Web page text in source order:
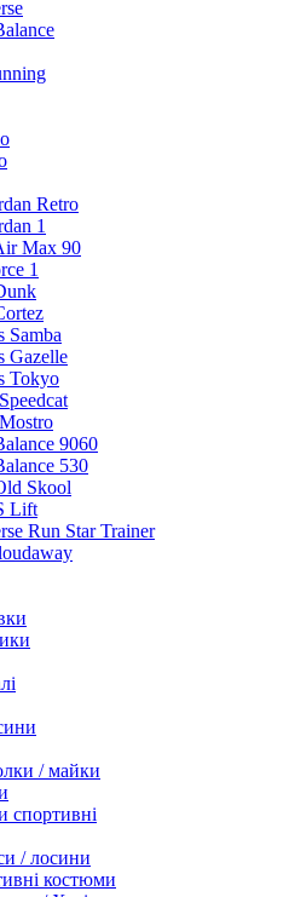
Retro
1
Max 90
1
Samba
Gazelle
Tokyo
9060
530
Skool
Lift
Run Star Trainer
/ майки
спортивні
/ лосини
костюми